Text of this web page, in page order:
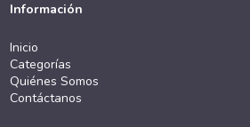
Información
Inicio
Categorías
Quiénes Somos
Contáctanos